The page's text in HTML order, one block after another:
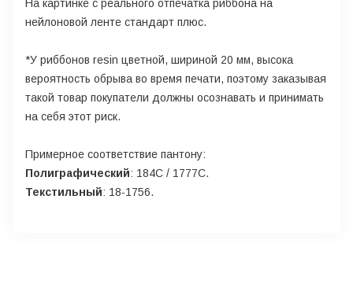
На картинке с реального отпечатка риббона на
нейлоновой ленте стандарт плюс.
*У риббонов resin цветной, шириной 20 мм, высока
вероятность обрыва во время печати, поэтому заказывая
такой товар покупатели должны осознавать и принимать
на себя этот риск.
Примерное соответствие пантону:
Полиграфический: 184С / 1777С.
Текстильный: 18-1756.